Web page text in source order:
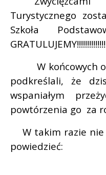
Turystycznego
Szkoła
W końcowych
podkreślali, że
wspaniałym
powtórzenia go za
W takim razie
powiedzieć: